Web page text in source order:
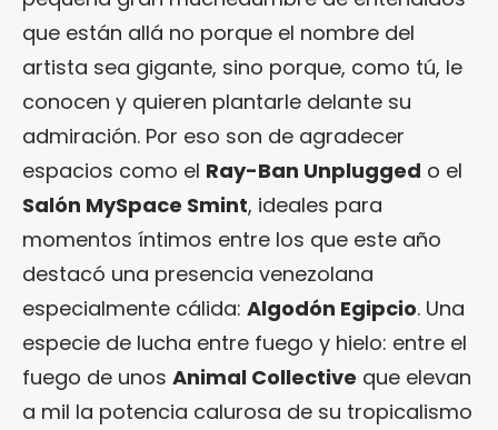
que están allá no porque el nombre del
artista sea gigante, sino porque, como tú, le
conocen y quieren plantarle delante su
admiración. Por eso son de agradecer
espacios como el Ray-Ban Unplugged o el
Salón MySpace Smint, ideales para
momentos íntimos entre los que este año
destacó una presencia venezolana
especialmente cálida: Algodón Egipcio. Una
especie de lucha entre fuego y hielo: entre el
fuego de unos Animal Collective que elevan
a mil la potencia calurosa de su tropicalismo